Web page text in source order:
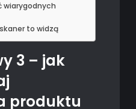
wiarygodnych
to widzą
3 – jak
produktu